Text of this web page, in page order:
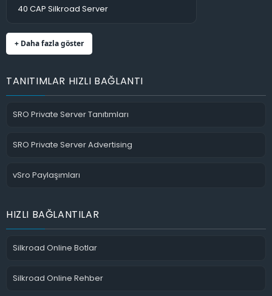
40 CAP Silkroad Server
+ Daha fazla göster
TANITIMLAR HIZLI BAĞLANTI
SRO Private Server Tanıtımları
SRO Private Server Advertising
vSro Paylaşımları
HIZLI BAĞLANTILAR
Silkroad Online Botlar
Silkroad Online Rehber